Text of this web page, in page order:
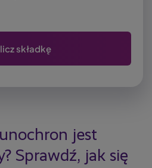
składkę
jest
Sprawdź, jak się